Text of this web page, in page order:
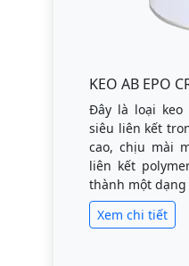
KEO AB EPO
Đây là loại keo
siêu liên kết
cao, chịu mài
liên kết
thành một dạng
Xem chi tiết